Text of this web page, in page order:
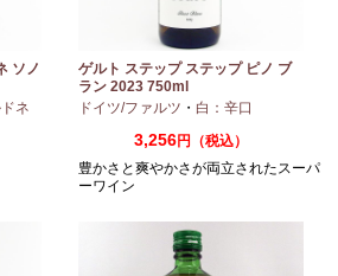
ソノ
ネ
ゲルト ステップ ステップ ピノ ブ
ラン 2023 750ml
ドイツ/ファルツ ・ 白：辛口
3,256円（税込）
豊かさと爽やかさが両立されたスーパ
ーワイン